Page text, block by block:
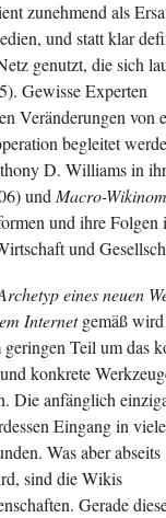
zunehmend als
und statt klar
genutzt, die sich
Gewisse Experten
Veränderungen von
begleitet
D. Williams in
und Macro-
und ihre Folgen
und
eines neuen
Internetgemäß
Teil um das
konkrete
Die anfänglich
Eingang in
Was aber abseits
sind die Wikis
Gerade